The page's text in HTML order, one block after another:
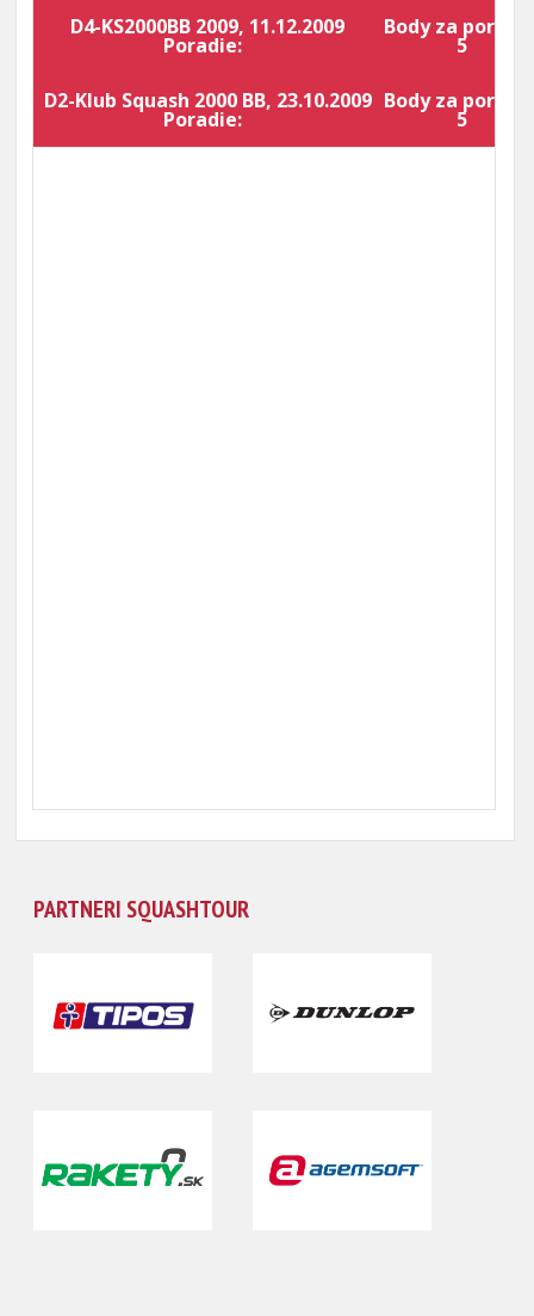
D4-KS2000BB 2009, 11.12.2009
Poradie:
Body za
5
D2-Klub Squash 2000 BB, 23.10.2009
Poradie:
Body za
5
PARTNERI SQUASHTOUR